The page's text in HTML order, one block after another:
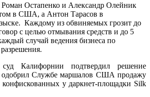
Остапенко и Александр Олейник
в США, а Антон Тарасов в
Каждому из обвиняемых грозит до
с целью отмывания средств и до 5
случай ведения бизнеса по
Калифорнии подтвердил решение
одобрил Службе маршалов США продажу
у даркнет-площадки Silk